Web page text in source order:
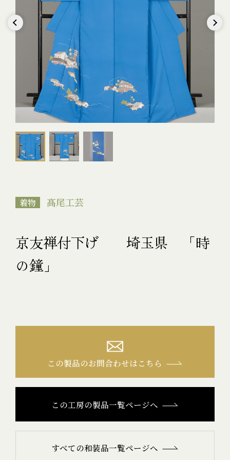
着物 髙尾工芸
京友禅付下げ 埼玉県 「時
の鐘」
この製品のお問合わせはこちら
この工房の製品一覧ページへ
すべての和装品一覧ページへ